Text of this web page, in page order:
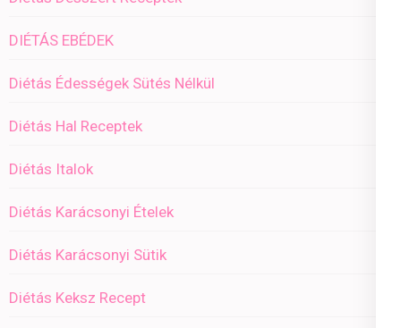
DIÉTÁS EBÉDEK
Diétás Édességek Sütés Nélkül
Diétás Hal Receptek
Diétás Italok
Diétás Karácsonyi Ételek
Diétás Karácsonyi Sütik
Diétás Keksz Recept